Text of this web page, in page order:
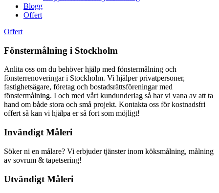
Blogg
Offert
Offert
Fönstermålning i Stockholm
Anlita oss om du behöver hjälp med fönstermålning och
fönsterrenoveringar i Stockholm. Vi hjälper privatpersoner,
fastighetsägare, företag och bostadsrättsföreningar med
fönstermålning. I och med vårt kundunderlag så har vi vana av att ta
hand om både stora och små projekt. Kontakta oss för kostnadsfri
offert så kan vi hjälpa er så fort som möjligt!
Invändigt Måleri
Söker ni en målare? Vi erbjuder tjänster inom köksmålning, målning
av sovrum & tapetsering!
Utvändigt Måleri